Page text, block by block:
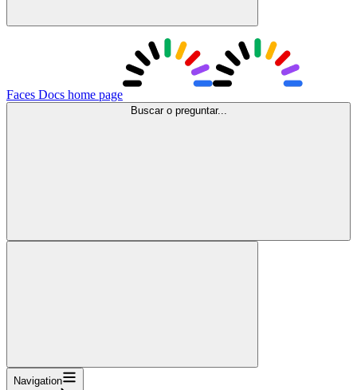
Faces Docs home page
Buscar o preguntar...
Navigation